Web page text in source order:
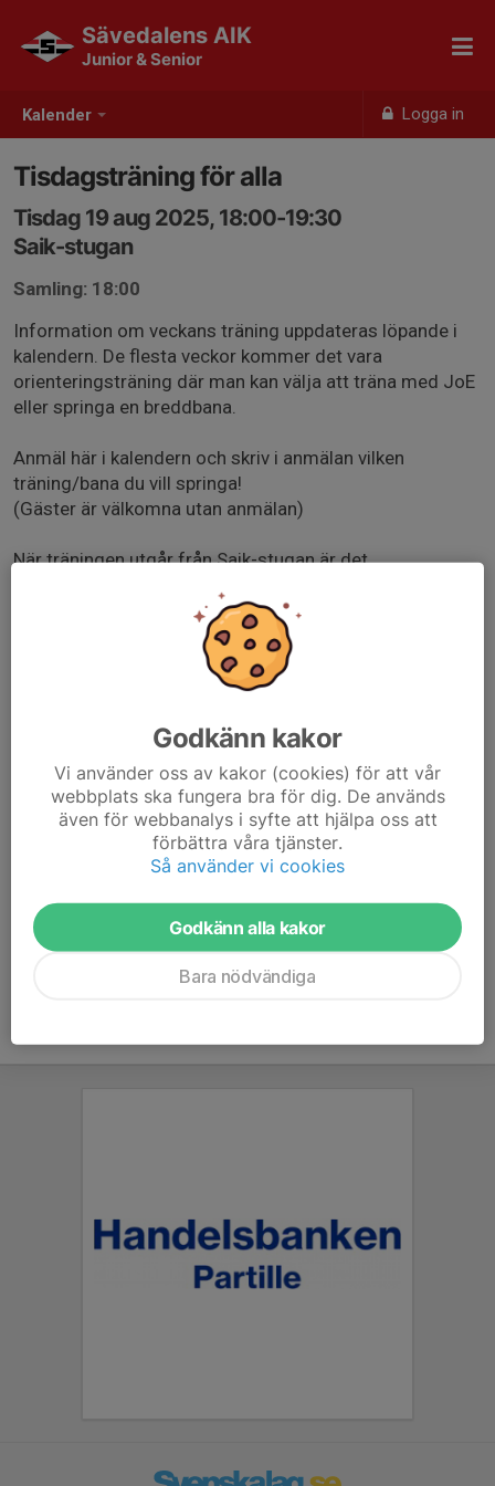
Kalender Logga in
Sävedalens AIK
Junior & Senior
Tisdagsträning för alla
Tisdag 19 aug 2025, 18:00-19:30
Saik-stugan
Samling: 18:00
Information om veckans träning uppdateras löpande i
kalendern. De flesta veckor kommer det vara
orienteringsträning där man kan välja att träna med JoE
eller springa en breddbana.
Anmäl här i kalendern och skriv i anmälan vilken
träning/bana du vill springa!
(Gäster är välkomna utan anmälan)
När träningen utgår från Saik-stugan är det
Stigintervaller på Kåsjöås. 2-minutersintervaller med 45
Bredd:
*OL-bana ca 3km medelsvår
*OL-bana cav4km svår
www.savedalensaik.se/savedalensaik-orientering-
Godkänn kakor
Vi använder oss av kakor (cookies) för att vår
webbplats ska fungera bra för dig. De används
även för webbanalys i syfte att hjälpa oss att
förbättra våra tjänster.
Så använder vi cookies
Godkänn alla kakor
Bara nödvändiga